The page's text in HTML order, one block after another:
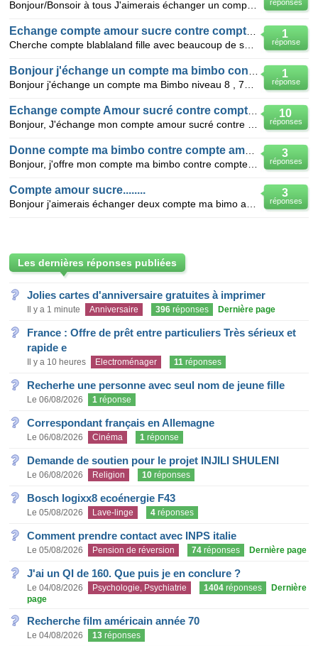
réponses
1
réponse
1
réponse
10
réponses
3
réponses
3
réponses
Compte amour sucre........
Les dernières réponses publiées
Jolies cartes d'anniversaire gratuites à imprimer
Il y a 1 minute Anniversaire 396 réponses Dernière page
France : Offre de prêt entre particuliers Très sérieux et
rapide e
Il y a 10 heures Electroménager 11 réponses
Recherhe une personne avec seul nom de jeune fille
Le 06/08/2026 1 réponse
Correspondant français en Allemagne
Le 06/08/2026 Cinéma 1 réponse
Demande de soutien pour le projet INJILI SHULENI
Le 06/08/2026 Religion 10 réponses
Bosch logixx8 ecoénergie F43
Le 05/08/2026 Lave-linge 4 réponses
Comment prendre contact avec INPS italie
Le 05/08/2026 Pension de réversion 74 réponses Dernière page
J'ai un QI de 160. Que puis je en conclure ?
Le 04/08/2026 Psychologie, Psychiatrie 1404 réponses
Dernière
page
Recherche film américain année 70
Le 04/08/2026 13 réponses